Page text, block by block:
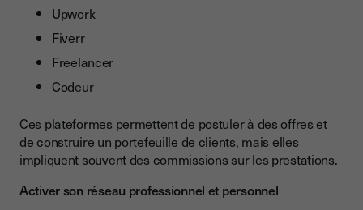
Upwork
Fiverr
Freelancer
Codeur
Ces plateformes permettent de postuler à des offres et
de construire un portefeuille de clients, mais elles
impliquent souvent des commissions sur les prestations.
Activer son réseau professionnel et personnel